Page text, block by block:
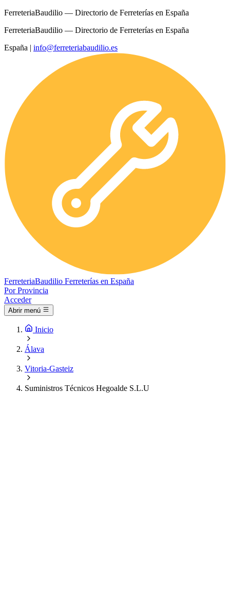
FerreteriaBaudilio — Directorio de Ferreterías en España
FerreteriaBaudilio — Directorio de Ferreterías en España
España | info@ferreteriabaudilio.es
FerreteriaBaudilio Ferreterías en España
Por Provincia
Acceder
Abrir menú
Inicio
Álava
Vitoria-Gasteiz
Suministros Técnicos Hegoalde S.L.U